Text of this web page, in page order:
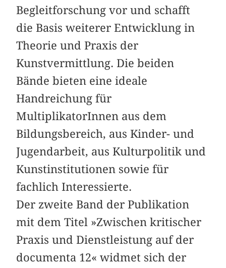
Begleitforschung vor und schafft
die Basis weiterer Entwicklung in
Theorie und Praxis der
Kunstvermittlung. Die beiden
Bände bieten eine ideale
Handreichung für
MultiplikatorInnen aus dem
Bildungsbereich, aus Kinder- und
Jugendarbeit, aus Kulturpolitik und
Kunstinstitutionen sowie für
fachlich Interessierte.
Der zweite Band der Publikation
mit dem Titel »Zwischen kritischer
Praxis und Dienstleistung auf der
documenta 12« widmet sich der